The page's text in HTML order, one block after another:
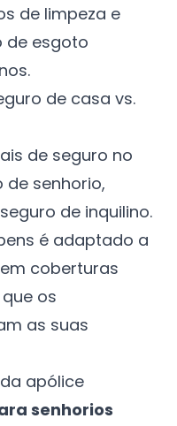
de limpeza e
de esgoto
de casa vs.
de seguro no
de senhorio,
de inquilino.
é adaptado a
coberturas
os
as suas
apólice
senhorios